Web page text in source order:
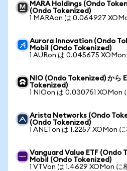
MARA Holdings (Ondo
(Ondo Tokenized)
1 MARAon は 0.064927
Aurora Innovation (Ondo
Mobil (Ondo Tokenized)
1 AURon は 0.045675 XOMon
NIO (Ondo Tokenized) から
Tokenized)
1 NIOon は 0.030751 XOMon
Arista Networks (Ondo
(Ondo Tokenized)
1 ANETon は 1.2257 XOMon に
Vanguard Value ETF (Ondo
Mobil (Ondo Tokenized)
1 VTVon は 1.4629 XOMon に